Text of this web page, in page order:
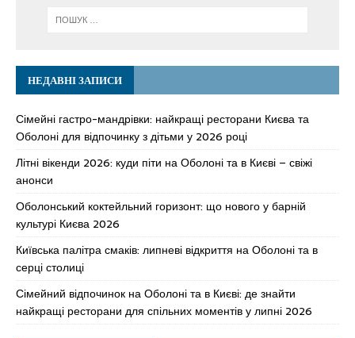
НЕДАВНІ ЗАПИСИ
Сімейні гастро-мандрівки: найкращі ресторани Києва та
Оболоні для відпочинку з дітьми у 2026 році
Літні вікенди 2026: куди піти на Оболоні та в Києві – свіжі
анонси
Оболонський коктейльний горизонт: що нового у барній
культурі Києва 2026
Київська палітра смаків: липневі відкриття на Оболоні та в
серці столиці
Сімейний відпочинок на Оболоні та в Києві: де знайти
найкращі ресторани для спільних моментів у липні 2026